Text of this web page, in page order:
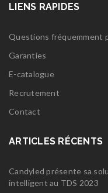
LIENS RAPIDES
Questions fréquemment
Garanties
E-catalogue
Recrutement
Contact
ARTICLES RÉCENTS
Candyled présente sa
intelligent au TDS 2023